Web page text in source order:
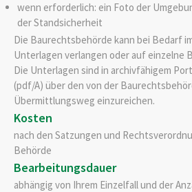
wenn erforderlich: ein Foto der
der Standsicherheit
Die Baurechtsbehörde kann bei Bedarf
Unterlagen verlangen oder auf einzelne
Die Unterlagen sind in archivfähigem
(pdf/A) über den von der
Übermittlungsweg einzureichen.
Kosten
nach den Satzungen und
Behörde
Bearbeitungsdauer
abhängig von Ihrem Einzelfall und der